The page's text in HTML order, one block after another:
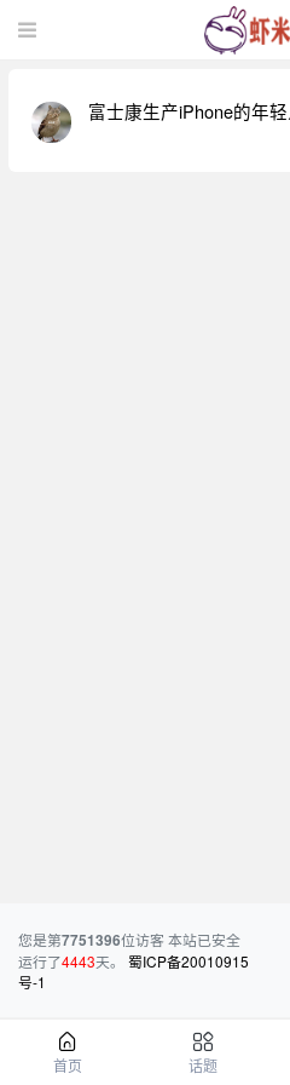
富士康生产iPhone的年
您是第7751396位访客 本站已安全
运行了4443天。
蜀ICP备20010915
号-1
首页 话题